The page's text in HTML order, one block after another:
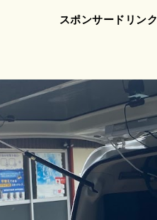
スポンサードリンク